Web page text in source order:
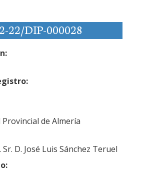
22/DIP-000028
de Almería
D. José Luis Sánchez Teruel